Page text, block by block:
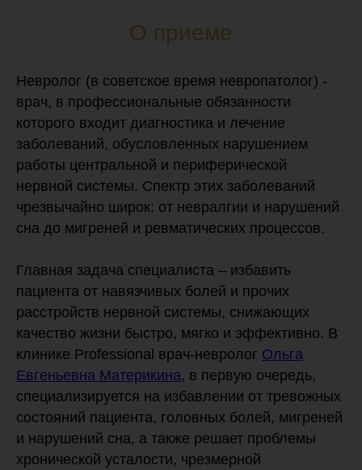
О приеме
Невролог (в советское время невропатолог) -
врач, в профессиональные обязанности
которого входит диагностика и лечение
заболеваний, обусловленных нарушением
работы центральной и периферической
нервной системы. Спектр этих заболеваний
чрезвычайно широк: от невралгии и нарушений
сна до мигреней и ревматических процессов.
Главная задача специалиста – избавить
пациента от навязчивых болей и прочих
расстройств нервной системы, снижающих
качество жизни быстро, мягко и эффективно. В
клинике Professional врач-невролог Ольга
Евгеньевна Материкина, в первую очередь,
специализируется на избавлении от тревожных
состояний пациента, головных болей, мигреней
и нарушений сна, а также решает проблемы
хронической усталости, чрезмерной